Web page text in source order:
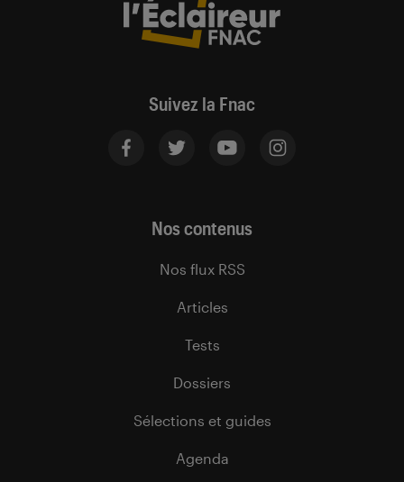
Suivez la Fnac
Nos contenus
Nos flux RSS
Articles
Tests
Dossiers
Sélections et guides
Agenda